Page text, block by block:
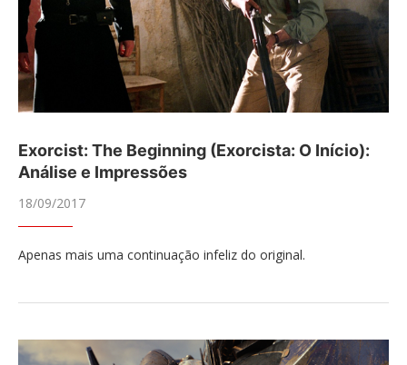
Exorcist: The Beginning (Exorcista: O Início):
Análise e Impressões
18/09/2017
Apenas mais uma continuação infeliz do original.